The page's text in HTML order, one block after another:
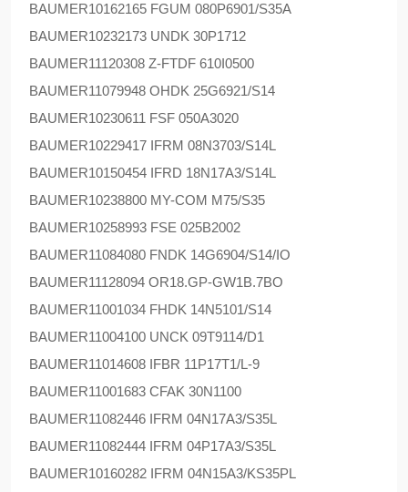
BAUMER10162165 FGUM 080P6901/S35A
BAUMER10232173 UNDK 30P1712
BAUMER11120308 Z-FTDF 610I0500
BAUMER11079948 OHDK 25G6921/S14
BAUMER10230611 FSF 050A3020
BAUMER10229417 IFRM 08N3703/S14L
BAUMER10150454 IFRD 18N17A3/S14L
BAUMER10238800 MY-COM M75/S35
BAUMER10258993 FSE 025B2002
BAUMER11084080 FNDK 14G6904/S14/IO
BAUMER11128094 OR18.GP-GW1B.7BO
BAUMER11001034 FHDK 14N5101/S14
BAUMER11004100 UNCK 09T9114/D1
BAUMER11014608 IFBR 11P17T1/L-9
BAUMER11001683 CFAK 30N1100
BAUMER11082446 IFRM 04N17A3/S35L
BAUMER11082444 IFRM 04P17A3/S35L
BAUMER10160282 IFRM 04N15A3/KS35PL